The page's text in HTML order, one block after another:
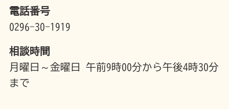
電話番号
0296-30-1919
相談時間
月曜日～金曜日 午前9時00分から午後4時30分
まで